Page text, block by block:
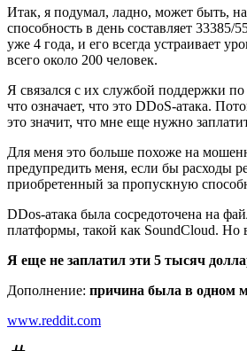
Итак, я подумал, ладно, может быть,
способность в день составляет
уже 4 года, и его всегда устраивает
всего около 200 человек.
Я связался с их службой поддержки
что означает, что это DDoS-атака.
это значит, что мне еще нужно
Для меня это больше похоже на
предупредить меня, если бы расходы
приобретенный за пропускную
DDos-атака была сосредоточена на
платформы, такой как SoundCloud. Но
Я еще не заплатил эти 5 тысяч
Дополнение: причина была в одном
www.reddit.com